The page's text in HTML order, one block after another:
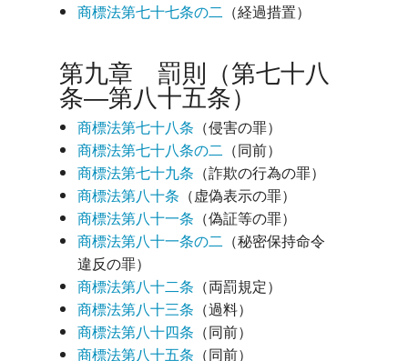
商標法第七十七条の二 （経過措置）
第九章 罰則（第七十八
条―第八十五条）
商標法第七十八条 （侵害の罪）
商標法第七十八条の二 （同前）
商標法第七十九条 （詐欺の行為の罪）
商標法第八十条 （虚偽表示の罪）
商標法第八十一条 （偽証等の罪）
商標法第八十一条の二 （秘密保持命令
違反の罪）
商標法第八十二条 （両罰規定）
商標法第八十三条 （過料）
商標法第八十四条 （同前）
商標法第八十五条 （同前）